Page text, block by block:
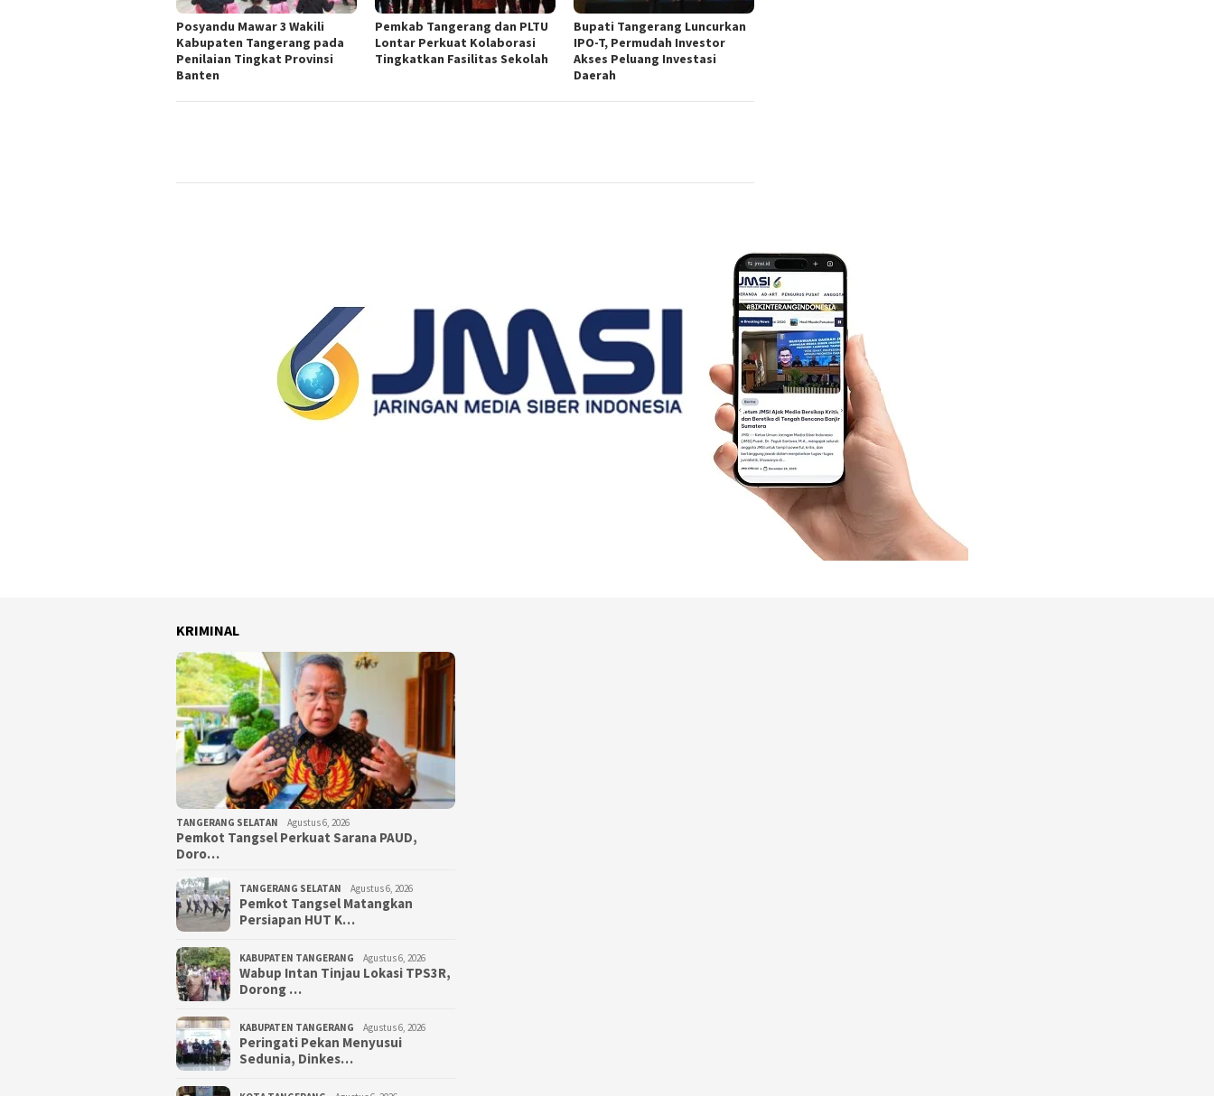
Posyandu Mawar 3 Wakili
Kabupaten Tangerang pada
Penilaian Tingkat Provinsi
Banten
Pemkab Tangerang dan PLTU
Lontar Perkuat Kolaborasi
Tingkatkan Fasilitas Sekolah
Bupati Tangerang Luncurkan
IPO-T, Permudah Investor
Akses Peluang Investasi
Daerah
KRIMINAL
TANGERANG SELATAN Agustus 6, 2026
Pemkot Tangsel Perkuat Sarana PAUD,
Doro…
TANGERANG SELATAN Agustus 6, 2026
Pemkot Tangsel Matangkan
Persiapan HUT K…
KABUPATEN TANGERANG Agustus 6, 2026
Wabup Intan Tinjau Lokasi TPS3R,
Dorong …
KABUPATEN TANGERANG Agustus 6, 2026
Peringati Pekan Menyusui
Sedunia, Dinkes…